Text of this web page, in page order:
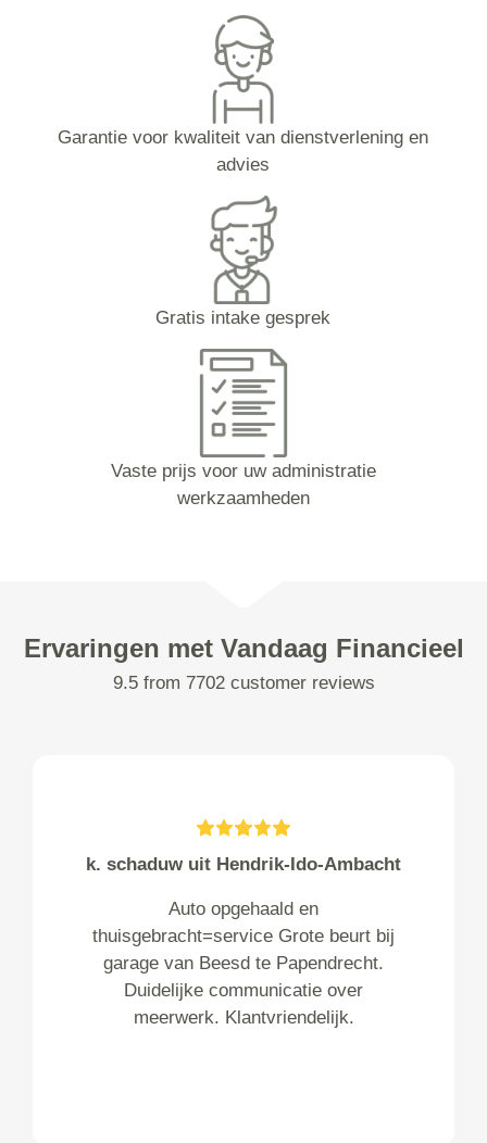
Garantie voor kwaliteit van dienstverlening en
advies
Gratis intake gesprek
Vaste prijs voor uw administratie
werkzaamheden
Ervaringen met Vandaag Financieel
9.5 from 7702 customer reviews
k. schaduw uit Hendrik-Ido-Ambacht
Auto opgehaald en
thuisgebracht=service Grote beurt bij
garage van Beesd te Papendrecht.
Duidelijke communicatie over
meerwerk. Klantvriendelijk.